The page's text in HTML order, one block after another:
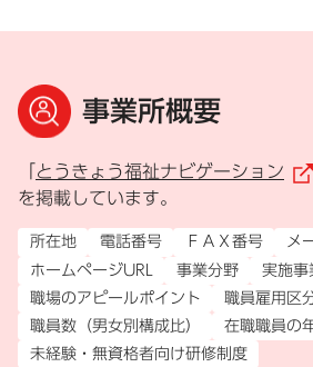
事業所概要
とうきょう福祉ナビゲーション
を掲載しています。
所在地 電話番号 ＦＡＸ番号
メ
ホームページURL
事業分野 実施事
職場のアピールポイント
職員雇用区
職員数（男女別構成比）
在職職員の
未経験・無資格者向け研修制度